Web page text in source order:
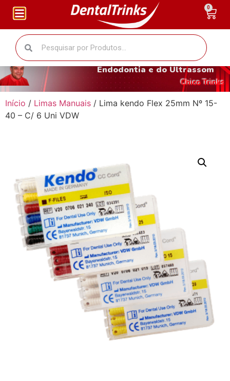
O fantástico mundo da
Endodontia e do Ultrassom
Chico Trinks
Início / Limas Manuais / Lima kendo Flex 25mm Nº 15-
40 – C/ 6 Uni VDW
0